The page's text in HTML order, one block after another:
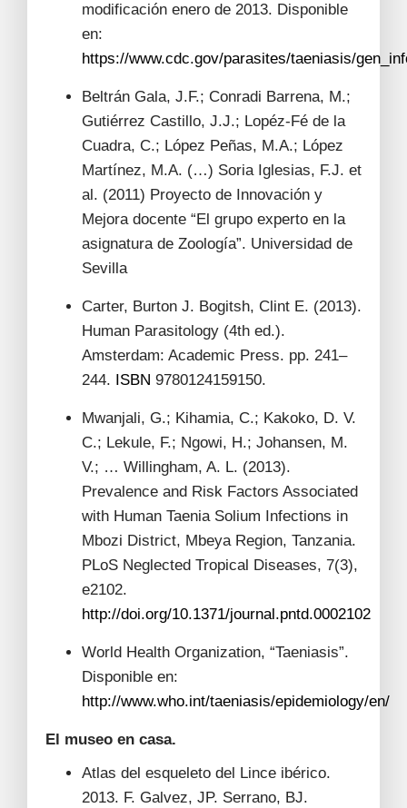
modificación enero de 2013. Disponible
en:
https://www.cdc.gov/parasites/taeniasis/
Beltrán Gala, J.F.; Conradi Barrena, M.;
Gutiérrez Castillo, J.J.; Lopéz-Fé de la
Cuadra, C.; López Peñas, M.A.; López
Martínez, M.A. (…) Soria Iglesias, F.J. et
al. (2011) Proyecto de Innovación y
Mejora docente “El grupo experto en la
asignatura de Zoología”. Universidad de
Sevilla
Carter, Burton J. Bogitsh, Clint E. (2013).
Human Parasitology (4th ed.).
Amsterdam: Academic Press. pp. 241–
244. ISBN 9780124159150.
Mwanjali, G.; Kihamia, C.; Kakoko, D. V.
C.; Lekule, F.; Ngowi, H.; Johansen, M.
V.; … Willingham, A. L. (2013).
Prevalence and Risk Factors Associated
with Human Taenia Solium Infections in
Mbozi District, Mbeya Region, Tanzania.
PLoS Neglected Tropical Diseases, 7(3),
e2102.
http://doi.org/10.1371/journal.pntd.0002102
World Health Organization, “Taeniasis”.
Disponible en:
http://www.who.int/taeniasis/epidemiology/en/
El museo en casa.
Atlas del esqueleto del Lince ibérico.
2013. F. Galvez, JP. Serrano, BJ.